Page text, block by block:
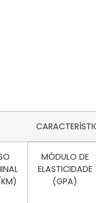
MÓDULO DE
ELASTICIDADE
(GPA)